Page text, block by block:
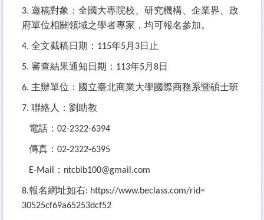
3. 邀稿對象：全國大專院校、研究機構、企業界、政
府單位相關領域之學者專家，均可報名參加。
4. 全文截稿日期： 115年5月 3日止
5. 審查結果通知日期： 113年5月 8日
6. 主辦單位：國立臺北商業大學國際商務系暨碩士班
7. 聯絡人：劉助教
電話： 02-2322-6394
傳真： 02-2322-6395
E-Mail ： ntcbib100@gmail.com
8.報名網址如右: https://www.beclass.com/rid=
30525cf69a65253dcf52